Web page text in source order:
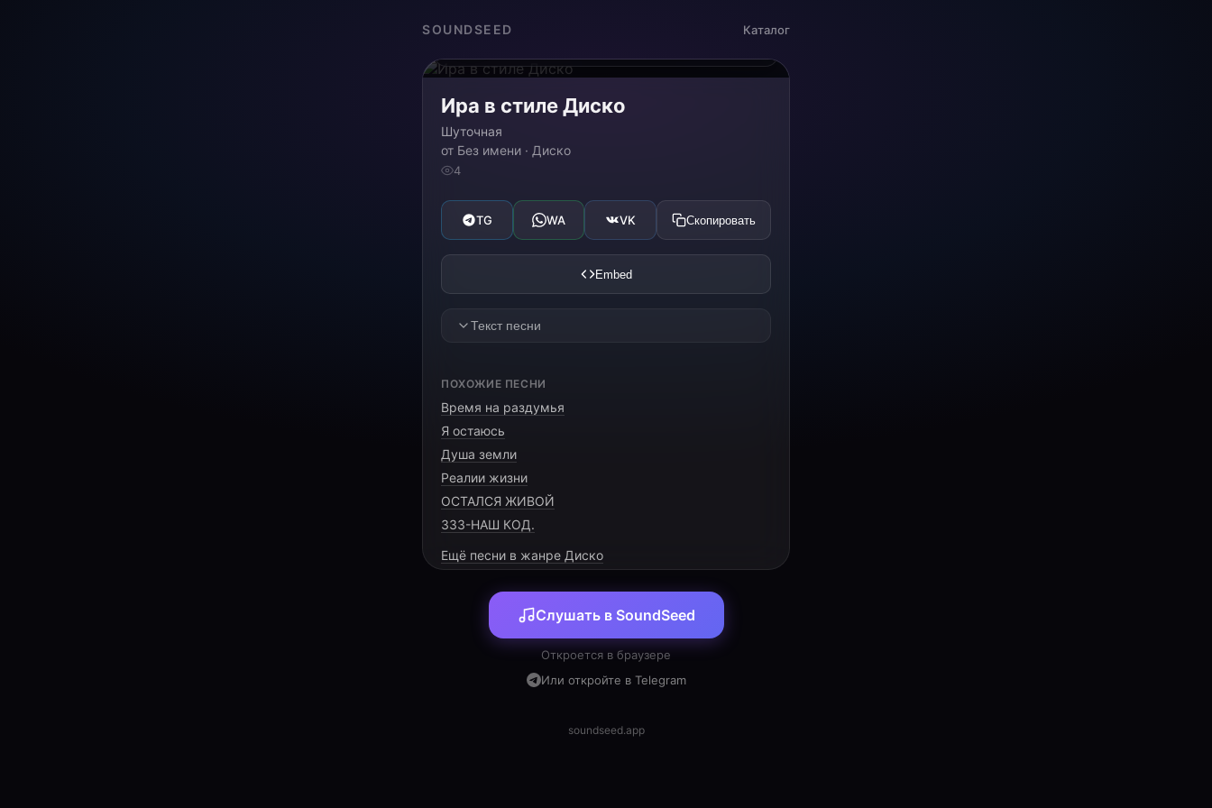
SOUNDSEED Каталог
Ира в стиле Диско
Шуточная
от Без имени · Диско
4
TG WA VK Скопировать
Embed
Текст песни
Ира, брось свои дела,
Суд и иски — всё зола.
День рождения пришёл,
[PRE-CHORUS]
В кружках пенится успех,
Пиво охладит нас всех.
Скоро отпуск, пляж и зной,
ПОХОЖИЕ ПЕСНИ
Время на раздумья
Я остаюсь
Душа земли
Реалии жизни
ОСТАЛСЯ ЖИВОЙ
333-НАШ КОД.
Ещё песни в жанре Диско
Слушать в SoundSeed
Откроется в браузере
Или откройте в Telegram
soundseed.app